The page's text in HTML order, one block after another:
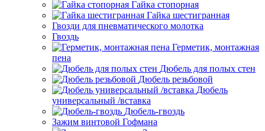
Гайка стопорная
Гайка шестигранная
Гвозди для пневматического молотка
Гвоздь
Герметик, монтажная
пена
Дюбель для полых стен
Дюбель резьбовой
Дюбель
универсальный /вставка
Дюбель-гвоздь
Зажим винтовой Гофмана